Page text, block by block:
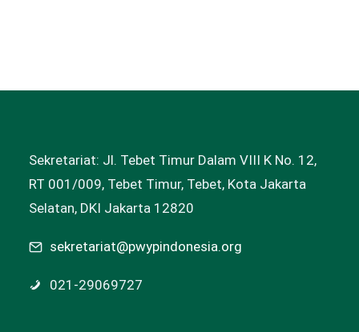
Sekretariat: Jl. Tebet Timur Dalam VIII K No. 12,
RT 001/009, Tebet Timur, Tebet, Kota Jakarta
Selatan, DKI Jakarta 12820
sekretariat@pwypindonesia.org
021-29069727